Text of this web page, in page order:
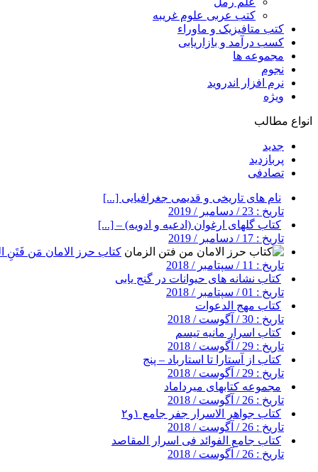
کتب عربی علوم غریبه
کتب متافیزیک و ماوراء
کسب درآمد و بازاریابی
مجموعه ها
نجوم
نرم افزار اندروید
ویژه
انواع مطالب
جدید
پربازدید
تصادفی
نام های تاریخی و قدیمی جغرافیایی [...]
تاریخ : 23 / دسامبر / 2019
کتاب گلهای ارغوان (ادعیه و ادویه) – [...]
تاریخ : 17 / دسامبر / 2019
کتاب حرز الامان مَن فَتَنِ
تاریخ : 11 / سپتامبر / 2018
کتاب نشانه های حیوانات در گنج یابی
تاریخ : 01 / سپتامبر / 2018
کتاب مهج الدعوات
تاریخ : 30 / آگوست / 2018
کتاب اسرار مانیه تیسم
تاریخ : 29 / آگوست / 2018
کتاب از آستارا تا استارباد – پنج
تاریخ : 29 / آگوست / 2018
مجموعه کتابهای میرداماد
تاریخ : 26 / آگوست / 2018
کتاب جواهر الاسرار جفر جامع ۱و۲
تاریخ : 26 / آگوست / 2018
کتاب جامع الفوائد فی اسرار المقاصد
تاریخ : 26 / آگوست / 2018